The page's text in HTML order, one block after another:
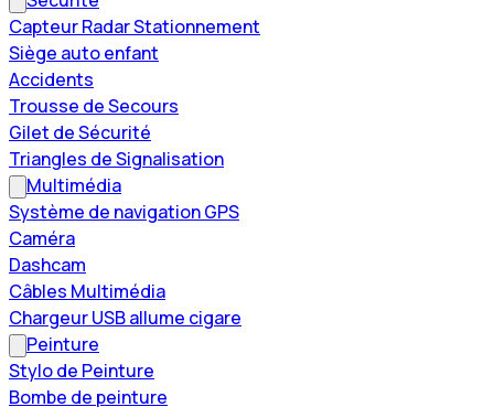
Capteur Radar Stationnement
Siège auto enfant
Accidents
Trousse de Secours
Gilet de Sécurité
Triangles de Signalisation
Multimédia
Système de navigation GPS
Caméra
Dashcam
Câbles Multimédia
Chargeur USB allume cigare
Peinture
Stylo de Peinture
Bombe de peinture